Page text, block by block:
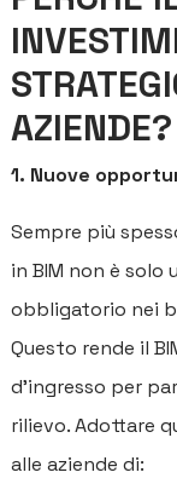
AZIENDE?
1. Nuove
Sempre più
in BIM non è solo
obbligatorio nei
Questo rende il
d’ingresso per
rilievo. Adottare
alle aziende di: